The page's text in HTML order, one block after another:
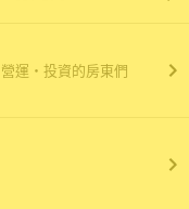
運・投資的房東們